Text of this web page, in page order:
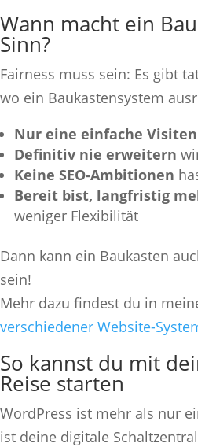
Wann macht ein
Sinn?
Fairness muss sein: Es gibt
wo ein Baukastensystem
Nur eine einfache
Definitiv nie erweitern
Keine SEO-Ambitionen
Bereit bist, langfristig
weniger Flexibilität
Dann kann ein Baukasten
sein!
Mehr dazu findest du in
verschiedener Website-
So kannst du mit
Reise starten
WordPress ist mehr als nur
ist deine digitale